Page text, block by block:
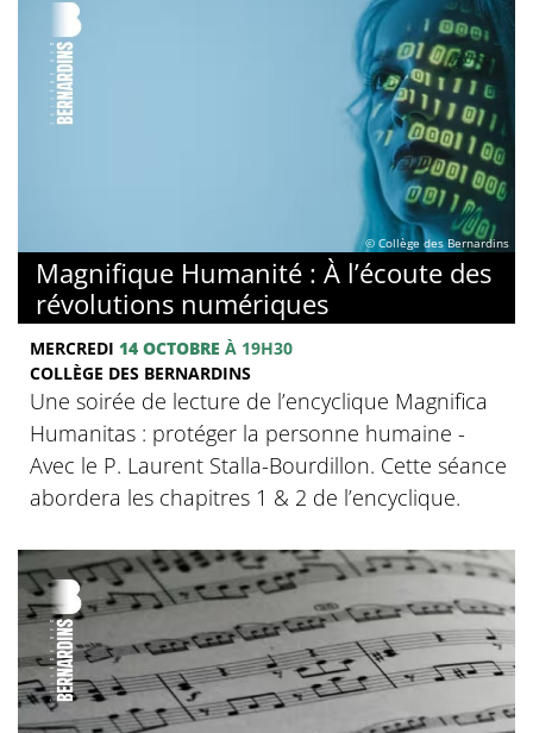
© Collège des Bernardins
Magnifique Humanité : À l’écoute des
révolutions numériques
MERCREDI 14 OCTOBRE À 19H30
COLLÈGE DES BERNARDINS
Une soirée de lecture de l’encyclique Magnifica
Humanitas : protéger la personne humaine -
Avec le P. Laurent Stalla-Bourdillon. Cette séance
abordera les chapitres 1 & 2 de l’encyclique.